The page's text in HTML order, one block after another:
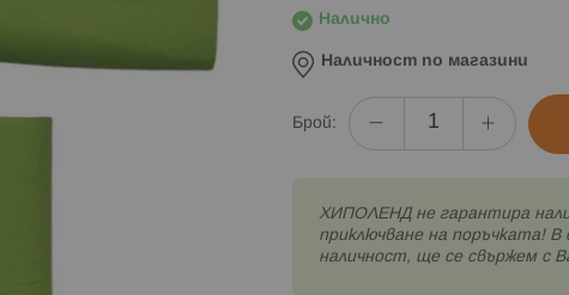
Налично
Наличност по магазини
Брой:
XИПОЛЕНД не гарантира
приключване на поръчката! В
наличност, ще се свържем с